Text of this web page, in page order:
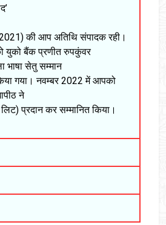
की आप अतिथि संपादक रही।
युको बैंक प्रणीत रुपकुंवर
भाषा सेतु सम्मान
गया। नवम्बर 2022 में आपको
ने
लिट) प्रदान कर सम्मानित किया।